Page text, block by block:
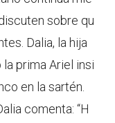
sobre qu
Dalia, la hija
prima Ariel insi
en la sartén.
comenta: “H